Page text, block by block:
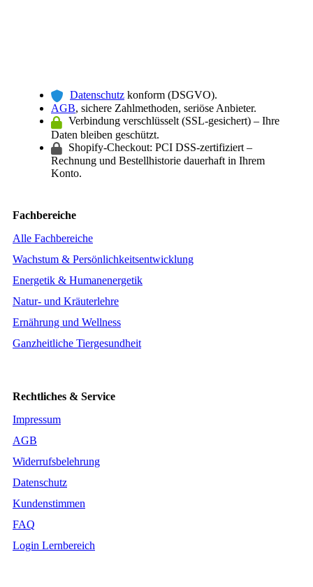
Datenschutz konform (DSGVO).
AGB, sichere Zahlmethoden, seriöse Anbieter.
Verbindung verschlüsselt (SSL-gesichert) – Ihre
Daten bleiben geschützt.
Shopify-Checkout: PCI DSS-zertifiziert –
Rechnung und Bestellhistorie dauerhaft in Ihrem
Konto.
Fachbereiche
Alle Fachbereiche
Wachstum & Persönlichkeitsentwicklung
Energetik & Humanenergetik
Natur- und Kräuterlehre
Ernährung und Wellness
Ganzheitliche Tiergesundheit
Rechtliches & Service
Impressum
AGB
Widerrufsbelehrung
Datenschutz
Kundenstimmen
FAQ
Login Lernbereich